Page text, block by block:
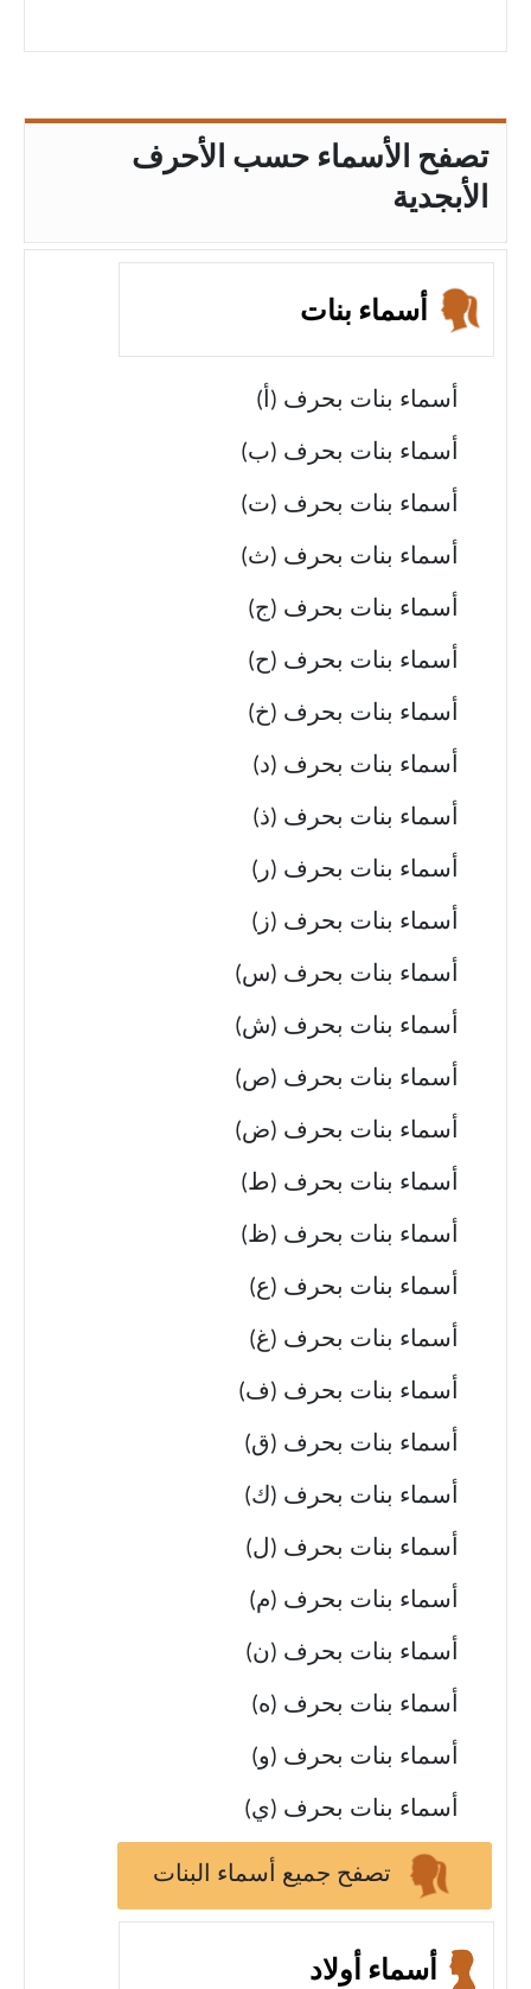
تصفح الأسماء حسب الأحرف
الأبجدية
أسماء بنات
أسماء بنات بحرف (أ)
أسماء بنات بحرف (ب)
أسماء بنات بحرف (ت)
أسماء بنات بحرف (ث)
أسماء بنات بحرف (ج)
أسماء بنات بحرف (ح)
أسماء بنات بحرف (خ)
أسماء بنات بحرف (د)
أسماء بنات بحرف (ذ)
أسماء بنات بحرف (ر)
أسماء بنات بحرف (ز)
أسماء بنات بحرف (س)
أسماء بنات بحرف (ش)
أسماء بنات بحرف (ص)
أسماء بنات بحرف (ض)
أسماء بنات بحرف (ط)
أسماء بنات بحرف (ظ)
أسماء بنات بحرف (ع)
أسماء بنات بحرف (غ)
أسماء بنات بحرف (ف)
أسماء بنات بحرف (ق)
أسماء بنات بحرف (ك)
أسماء بنات بحرف (ل)
أسماء بنات بحرف (م)
أسماء بنات بحرف (ن)
أسماء بنات بحرف (ه)
أسماء بنات بحرف (و)
أسماء بنات بحرف (ي)
تصفح جميع أسماء البنات
أسماء أولاد